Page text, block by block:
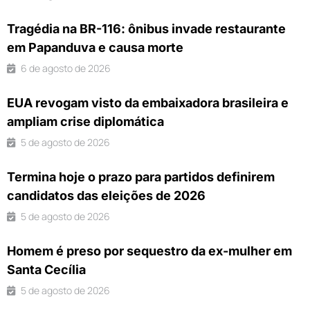
Tragédia na BR-116: ônibus invade restaurante
em Papanduva e causa morte
6 de agosto de 2026
EUA revogam visto da embaixadora brasileira e
ampliam crise diplomática
5 de agosto de 2026
Termina hoje o prazo para partidos definirem
candidatos das eleições de 2026
5 de agosto de 2026
Homem é preso por sequestro da ex-mulher em
Santa Cecília
5 de agosto de 2026